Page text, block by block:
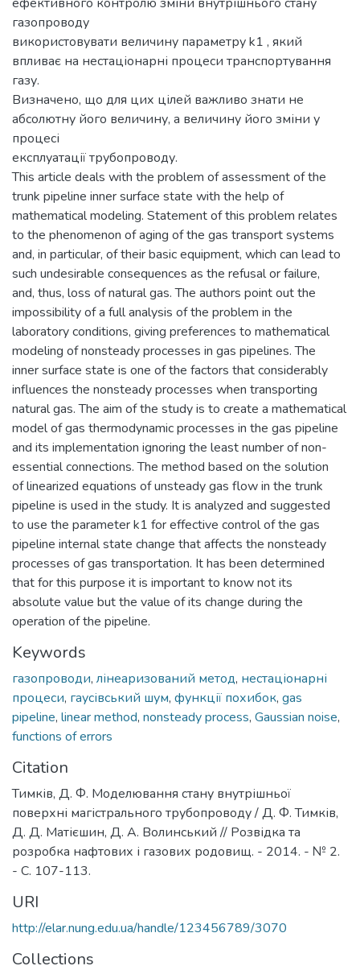
газопроводу
використовувати величину параметру k1 , який
впливає на нестаціонарні процеси транспортування
газу.
Визначено, що для цих цілей важливо знати не
абсолютну його величину, а величину його зміни у
процесі
експлуатації трубопроводу.
This article deals with the problem of assessment of the
trunk pipeline inner surface state with the help of
mathematical modeling. Statement of this problem relates
to the phenomenon of aging of the gas transport systems
and, in particular, of their basic equipment, which can lead to
such undesirable consequences as the refusal or failure,
and, thus, loss of natural gas. The authors point out the
impossibility of a full analysis of the problem in the
laboratory conditions, giving preferences to mathematical
modeling of nonsteady processes in gas pipelines. The
inner surface state is one of the factors that considerably
influences the nonsteady processes when transporting
natural gas. The aim of the study is to create a mathematical
model of gas thermodynamic processes in the gas pipeline
and its implementation ignoring the least number of non-
essential connections. The method based on the solution
of linearized equations of unsteady gas flow in the trunk
pipeline is used in the study. It is analyzed and suggested
to use the parameter k1 for effective control of the gas
pipeline internal state change that affects the nonsteady
processes of gas transportation. It has been determined
that for this purpose it is important to know not its
absolute value but the value of its change during the
operation of the pipeline.
Keywords
газопроводи, лінеаризований метод, нестаціонарні
процеси, гаусівський шум, функції похибок, gas
pipeline, linear method, nonsteady process, Gaussian noise,
functions of errors
Citation
Тимків, Д. Ф. Моделювання стану внутрішньої
поверхні магістрального трубопроводу / Д. Ф. Тимків,
Д. Д. Матієшин, Д. А. Волинський // Розвідка та
розробка нафтових і газових родовищ. - 2014. - № 2.
- С. 107-113.
URI
http://elar.nung.edu.ua/handle/123456789/3070
Collections